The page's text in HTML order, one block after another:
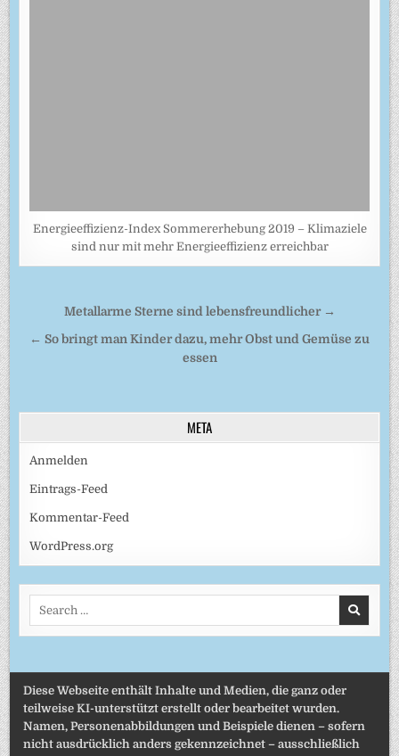
Energieeffizienz-Index Sommererhebung 2019 – Klimaziele
sind nur mit mehr Energieeffizienz erreichbar
Beitragsnavigation
Metallarme Sterne sind lebensfreundlicher →
← So bringt man Kinder dazu, mehr Obst und Gemüse zu
essen
META
Anmelden
Eintrags-Feed
Kommentar-Feed
WordPress.org
Diese Webseite enthält Inhalte und Medien, die ganz oder
teilweise KI-unterstützt erstellt oder bearbeitet wurden.
Namen, Personenabbildungen und Beispiele dienen – sofern
nicht ausdrücklich anders gekennzeichnet – ausschließlich